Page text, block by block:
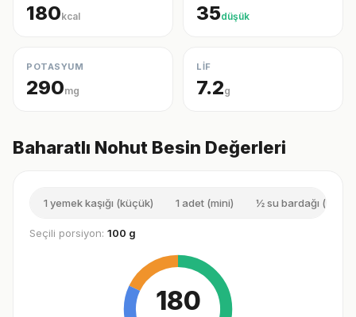
180kcal 35düşük
POTASYUM
290mg
LİF
7.2g
Baharatlı Nohut Besin Değerleri
1 yemek kaşığı (küçük) 1 adet (mini) ½ su bardağı
Seçili porsiyon: 100 g
180